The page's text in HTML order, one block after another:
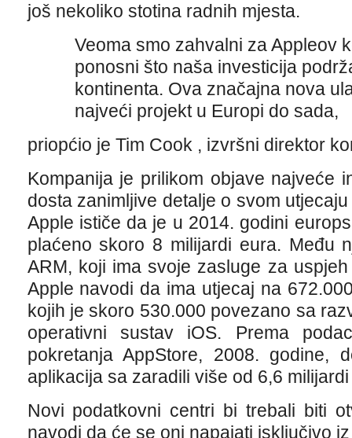
još nekoliko stotina radnih mjesta.
Veoma smo zahvalni za Appleov
ponosni što naša investicija
kontinenta. Ova značajna nova
najveći projekt u Europi do sada,
priopćio je Tim Cook , izvršni direktor
Kompanija je prilikom objave najveće
dosta zanimljive detalje o svom
Apple ističe da je u 2014. godini
plaćeno skoro 8 milijardi eura. Među
ARM, koji ima svoje zasluge za
Apple navodi da ima utjecaj na
kojih je skoro 530.000 povezano sa
operativni sustav iOS. Prema
pokretanja AppStore, 2008. godine,
aplikacija sa zaradili više od 6,6
Novi podatkovni centri bi trebali biti
navodi da će se oni napajati isključivo